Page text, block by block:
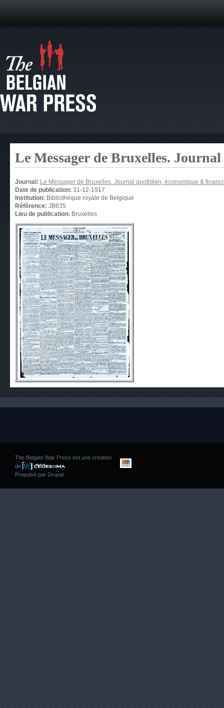
Le Messager de Bruxelles.
Journal: Le Messager de Bruxelles. Journal quotidien, économique &
Date de publication: 31-12-1917
Institution: Bibliothèque royale de Belgique
Référence: JB635
Lieu de publication: Bruxelles
The Belgian War Press est une création
de
Propulsé par Drupal